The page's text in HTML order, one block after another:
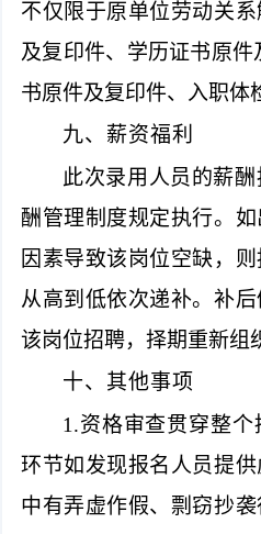
不仅限于原单位劳动关
及复印件、学历证书原
书原件及复印件、入职体
九、薪资福利
此次录用人员的薪
酬管理制度规定执行。
因素导致该岗位空缺，
从高到低依次递补。补
该岗位招聘，择期重新组
十、其他事项
1.资格审查贯穿整
环节如发现报名人员提
中有弄虚作假、剽窃抄